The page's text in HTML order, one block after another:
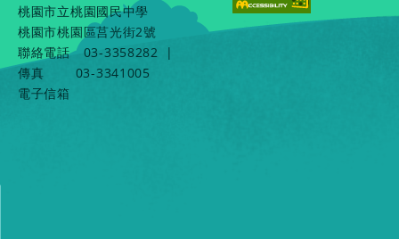
桃園市立桃園國民中學
桃園市桃園區莒光街2號
聯絡電話
03-3358282
|
傳真
03-3341005
電子信箱